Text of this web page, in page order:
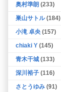
奥村準朗 (233)
巣山サトル (184)
小滝 卓央 (157)
chiaki Y (145)
青木干城 (133)
深川裕子 (116)
さとうゆみ (91)